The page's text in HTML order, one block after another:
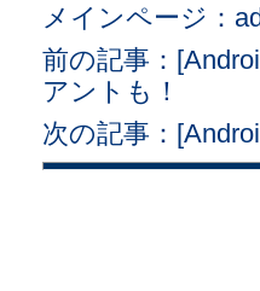
メインページ：
前の記事：
アントも！
次の記事：